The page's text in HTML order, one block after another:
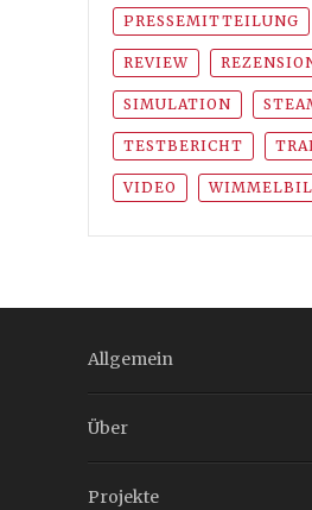
PRESSEMITTEILUNG
REVIEW
SIMULATION
TESTBERICHT
VIDEO
Allgemein
Über
Projekte